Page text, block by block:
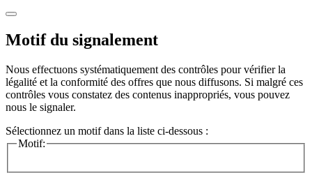
Motif du signalement
Nous effectuons systématiquement des contrôles pour vérifier la
légalité et la conformité des offres que nous diffusons. Si malgré ces
contrôles vous constatez des contenus inappropriés, vous pouvez
nous le signaler.
Sélectionnez un motif dans la liste ci-dessous :
Motif: